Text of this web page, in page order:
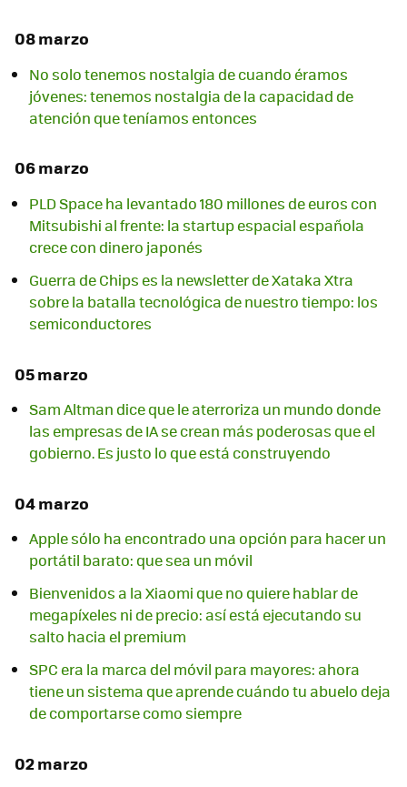
08 marzo
No solo tenemos nostalgia de cuando éramos
jóvenes: tenemos nostalgia de la capacidad de
atención que teníamos entonces
06 marzo
PLD Space ha levantado 180 millones de euros con
Mitsubishi al frente: la startup espacial española
crece con dinero japonés
Guerra de Chips es la newsletter de Xataka Xtra
sobre la batalla tecnológica de nuestro tiempo: los
semiconductores
05 marzo
Sam Altman dice que le aterroriza un mundo donde
las empresas de IA se crean más poderosas que el
gobierno. Es justo lo que está construyendo
04 marzo
Apple sólo ha encontrado una opción para hacer un
portátil barato: que sea un móvil
Bienvenidos a la Xiaomi que no quiere hablar de
megapíxeles ni de precio: así está ejecutando su
salto hacia el premium
SPC era la marca del móvil para mayores: ahora
tiene un sistema que aprende cuándo tu abuelo deja
de comportarse como siempre
02 marzo